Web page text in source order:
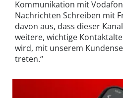
Kommunikation mit
Nachrichten Schreiben mit
davon aus, dass dieser
weitere, wichtige
wird, mit unserem
treten.“